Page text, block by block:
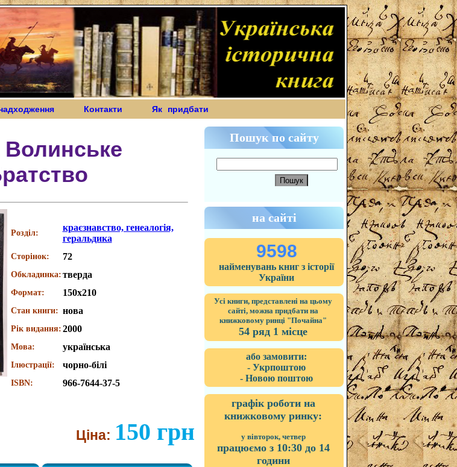
Контакти Як придбати
Розділ:
краєзнавство, генеалогія,
геральдика
Сторінок: 72
Обкладинка: тверда
Формат: 150х210
Стан книги: нова
Рік видання: 2000
Мова: українська
Ілюстрації: чорно-білі
ISBN: 966-7644-37-5
Ціна: 150 грн
Пошук по сайту
на сайті
9598
найменувань книг з історії
України
Усі книги, представлені на цьому
сайті, можна придбати на
книжковому ринці "Почайна"
54 ряд 1 місце
або замовити:
- Укрпоштою
- Новою поштою
графік роботи на
книжковому ринку:
у вівторок, четвер
працюємо з 10:30 до 14
години